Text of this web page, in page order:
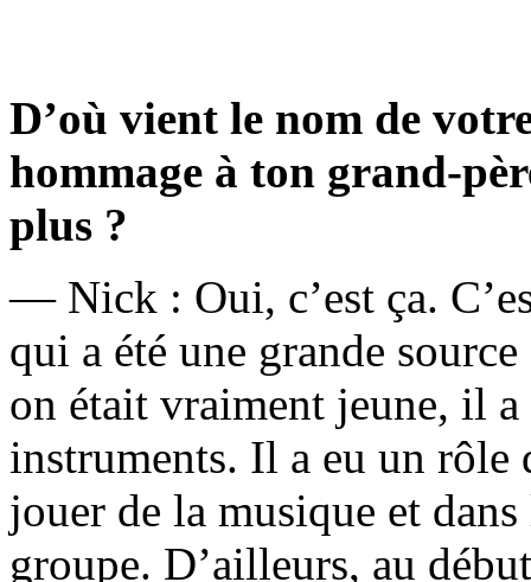
D’où vient le nom de
hommage à ton grand-
plus ?
— Nick : Oui, c’est ça.
qui a été une grande
on était vraiment jeune, il
instruments. Il a eu un rôle
jouer de la musique et
groupe. D’ailleurs, au